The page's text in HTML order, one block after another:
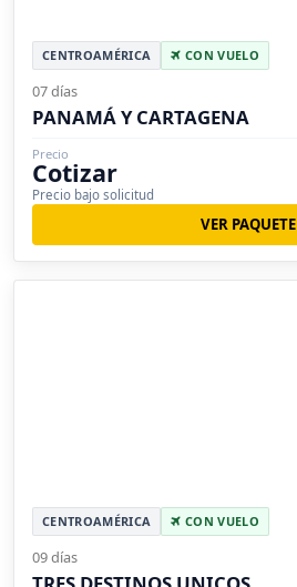
CENTROAMÉRICA CON VUELO
07 días
PANAMÁ Y CARTAGENA
Precio
Cotizar
Precio bajo solicitud
VER PAQUETE
CENTROAMÉRICA CON VUELO
09 días